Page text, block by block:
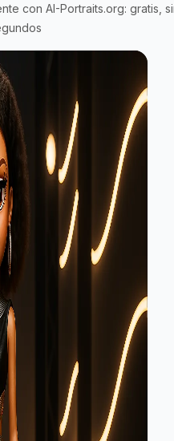
con AI-Portraits.org: gratis,